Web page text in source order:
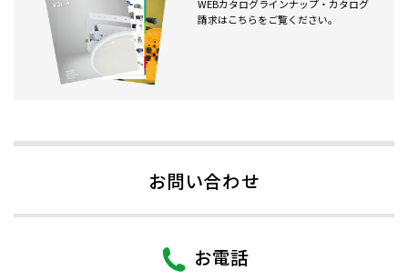
WEBカタログラインナップ・カタログ
請求はこちらをご覧ください。
お問い合わせ
お電話